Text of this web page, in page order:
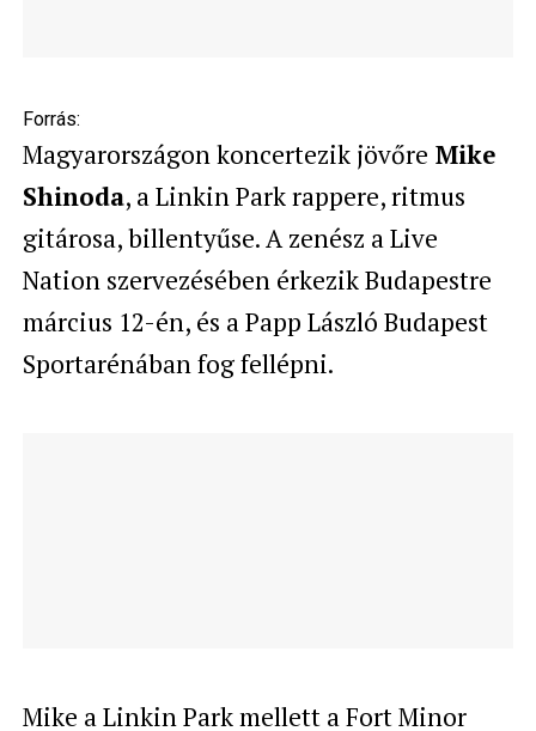
Forrás:
Magyarországon koncertezik jövőre Mike
Shinoda, a Linkin Park rappere, ritmus
gitárosa, billentyűse. A zenész a Live
Nation szervezésében érkezik Budapestre
március 12-én, és a Papp László Budapest
Sportarénában fog fellépni.
Mike a Linkin Park mellett a Fort Minor